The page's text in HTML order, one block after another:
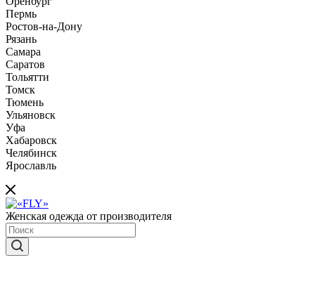
Пермь
Ростов-на-Дону
Рязань
Самара
Саратов
Тольятти
Томск
Тюмень
Ульяновск
Уфа
Хабаровск
Челябинск
Ярославль
Женская одежда от производителя